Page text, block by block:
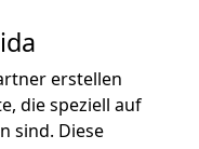
erstellen
die speziell auf
sind. Diese